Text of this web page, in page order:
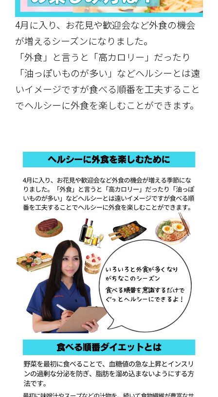
4月に入り、お花見や歓迎会など外食の機会
が増えるシーズンになりました。
「外食」と言うと「高カロリー」だったり
「油っぽいものが多い」などヘルシーとは遠
いイメージですが食べる順番を工夫すること
でヘルシーに外食を楽しむことができます。